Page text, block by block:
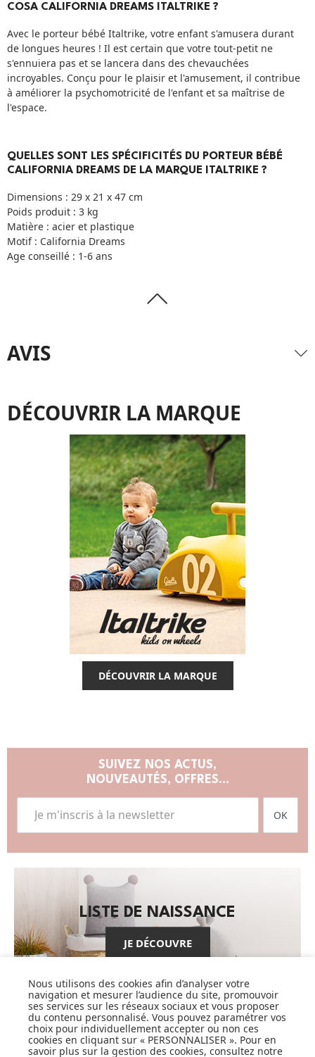
COSA CALIFORNIA DREAMS ITALTRIKE ?
Avec le porteur bébé Italtrike, votre enfant s'amusera durant
de longues heures ! Il est certain que votre tout-petit ne
s'ennuiera pas et se lancera dans des chevauchées
incroyables. Conçu pour le plaisir et l'amusement, il contribue
à améliorer la psychomotricité de l'enfant et sa maîtrise de
l'espace.
QUELLES SONT LES SPÉCIFICITÉS DU PORTEUR BÉBÉ
CALIFORNIA DREAMS DE LA MARQUE ITALTRIKE ?
Dimensions : 29 x 21 x 47 cm
Poids produit : 3 kg
Matière : acier et plastique
Motif : California Dreams
Age conseillé : 1-6 ans
AVIS
DÉCOUVRIR LA MARQUE
DÉCOUVRIR LA MARQUE
SUIVEZ NOS ACTUS,
NOUVEAUTÉS, OFFRES...
OK
LISTE DE NAISSANCE
JE DÉCOUVRE
CARTES CADEAUX
Nous utilisons des cookies afin d’analyser votre
navigation et mesurer l’audience du site, promouvoir
ses services sur les réseaux sociaux et vous proposer
du contenu personnalisé. Vous pouvez paramétrer vos
choix pour individuellement accepter ou non ces
cookies en cliquant sur « PERSONNALISER ». Pour en
savoir plus sur la gestion des cookies, consultez notre